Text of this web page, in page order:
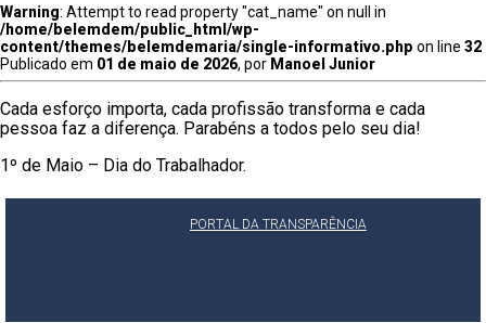
Warning: Attempt to read property "cat_name" on null in
/home/belemdem/public_html/wp-
content/themes/belemdemaria/single-informativo.php on line 32
Publicado em 01 de maio de 2026, por Manoel Junior
Cada esforço importa, cada profissão transforma e cada
pessoa faz a diferença. Parabéns a todos pelo seu dia!
1º de Maio – Dia do Trabalhador.
PORTAL DA TRANSPARÊNCIA